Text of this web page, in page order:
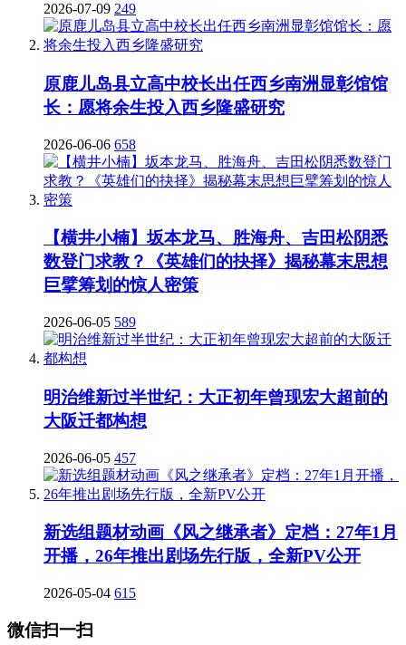
2026-07-09 249
原鹿儿岛县立高中校长出任西乡南洲显彰馆馆
长：愿将余生投入西乡隆盛研究
2026-06-06 658
【横井小楠】坂本龙马、胜海舟、吉田松阴悉
数登门求教？《英雄们的抉择》揭秘幕末思想
巨擘筹划的惊人密策
2026-06-05 589
明治维新过半世纪：大正初年曾现宏大超前的
大阪迁都构想
2026-06-05 457
新选组题材动画《风之继承者》定档：27年1月
开播，26年推出剧场先行版，全新PV公开
2026-05-04 615
微信扫一扫